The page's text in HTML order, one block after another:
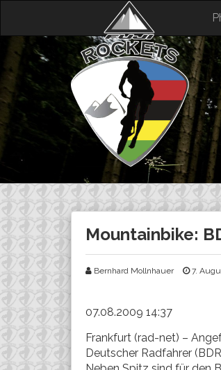
content
Mountainbike:
Bernhard Mollnhauer 7.
07.08.2009 14:37
Frankfurt (rad-net) –
Deutscher Radfahrer